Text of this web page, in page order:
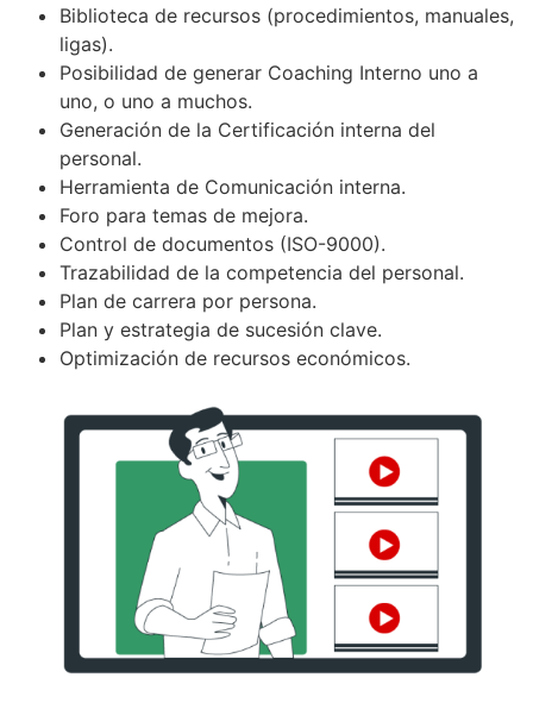
Biblioteca de recursos (procedimientos, manuales,
ligas).
Posibilidad de generar Coaching Interno uno a
uno, o uno a muchos.
Generación de la Certificación interna del
personal.
Herramienta de Comunicación interna.
Foro para temas de mejora.
Control de documentos (ISO-9000).
Trazabilidad de la competencia del personal.
Plan de carrera por persona.
Plan y estrategia de sucesión clave.
Optimización de recursos económicos.